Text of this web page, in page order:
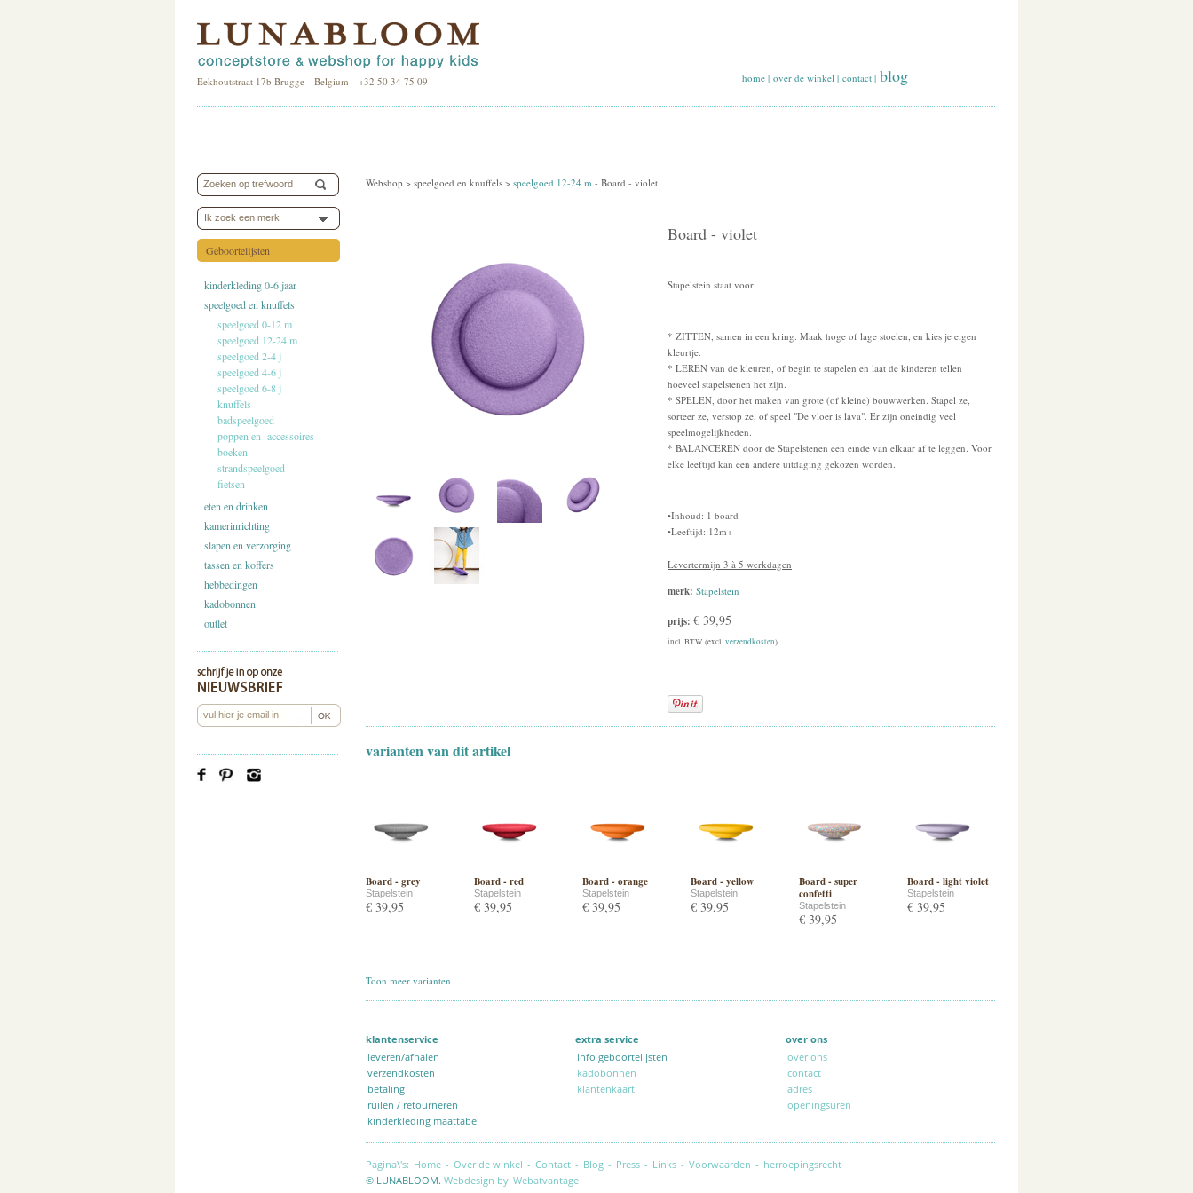
Eekhoutstraat 17b Brugge Belgium +32 50 34 75 09 home | over de winkel | contact | blog
Ik zoek een merk
Geboortelijsten
kinderkleding 0-6 jaar
speelgoed en knuffels
speelgoed 0-12 m
speelgoed 12-24 m
speelgoed 2-4 j
speelgoed 4-6 j
speelgoed 6-8 j
knuffels
badspeelgoed
poppen en -accessoires
boeken
strandspeelgoed
fietsen
eten en drinken
kamerinrichting
slapen en verzorging
tassen en koffers
hebbedingen
kadobonnen
outlet
Webshop > speelgoed en knuffels > speelgoed 12-24 m - Board - violet
Board - violet
Stapelstein staat voor:
* ZITTEN, samen in een kring. Maak hoge of lage stoelen, en kies je eigen
kleurtje.
* LEREN van de kleuren, of begin te stapelen en laat de kinderen tellen
hoeveel stapelstenen het zijn.
* SPELEN, door het maken van grote (of kleine) bouwwerken. Stapel ze,
sorteer ze, verstop ze, of speel "De vloer is lava". Er zijn oneindig veel
speelmogelijkheden.
* BALANCEREN door de Stapelstenen een einde van elkaar af te leggen. Voor
elke leeftijd kan een andere uitdaging gekozen worden.
•Inhoud: 1 board
•Leeftijd: 12m+
Levertermijn 3 à 5 werkdagen
merk: Stapelstein
prijs: € 39,95
incl. BTW (excl.verzendkosten)
varianten van dit artikel
Board - grey
Stapelstein
€ 39,95
Board - red
Stapelstein
€ 39,95
Board - orange
Stapelstein
€ 39,95
Board - yellow
Stapelstein
€ 39,95
Board - super
confetti
Stapelstein
€ 39,95
Board - light violet
Stapelstein
€ 39,95
Toon meer varianten
klantenservice extra service
over ons
leveren/afhalen
verzendkosten
betaling
ruilen / retourneren
kinderkleding maattabel
info geboortelijsten
kadobonnen
klantenkaart
over ons
contact
adres
openingsuren
Pagina\'s: Home - Over de winkel - Contact - Blog - Press - Links - Voorwaarden - herroepingsrecht
© LUNABLOOM. Webdesign by Webatvantage